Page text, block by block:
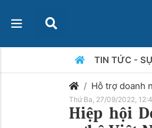
TIN TỨC -
Hỗ trợ doanh
Thứ Ba, 27/09/2022,
Hiệp hội